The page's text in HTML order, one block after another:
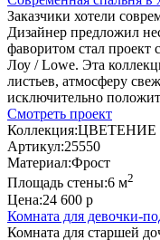
Заказчики хотели
Дизайнер предложил
фаворитом стал
Лоу / Lowe. Эта
листьев, атмосферу
исключительно
Смотреть проект
Коллекция:ЦВЕТЕНИЕ /
Артикул:25550
Материал:Фрост
Площадь стены:6 м2
Цена:24 600 р
Комната для девочки-
Комната для старшей